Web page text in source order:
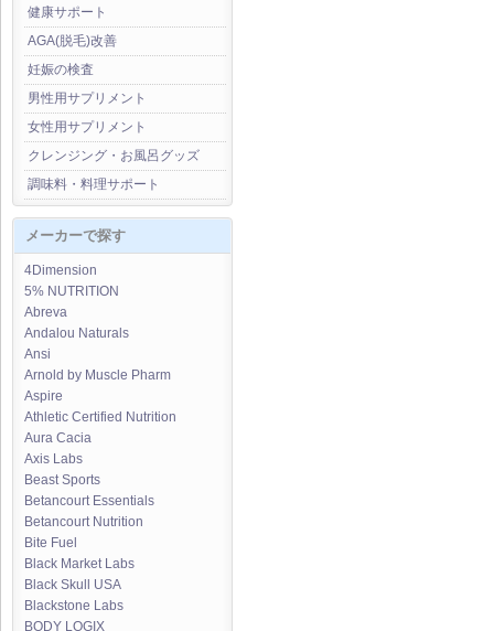
健康サポート
AGA(脱毛)改善
妊娠の検査
男性用サプリメント
女性用サプリメント
クレンジング・お風呂グッズ
調味料・料理サポート
メーカーで探す
4Dimension
5% NUTRITION
Abreva
Andalou Naturals
Ansi
Arnold by Muscle Pharm
Aspire
Athletic Certified Nutrition
Aura Cacia
Axis Labs
Beast Sports
Betancourt Essentials
Betancourt Nutrition
Bite Fuel
Black Market Labs
Black Skull USA
Blackstone Labs
BODY LOGIX